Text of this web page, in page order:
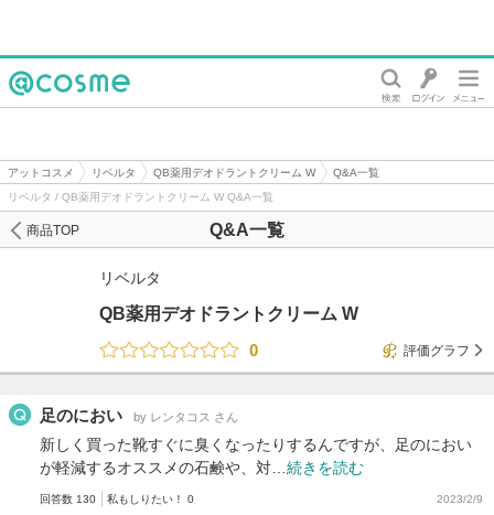
アットコスメ リベルタ QB薬用デオドラントクリーム W
Q&A一覧
リベルタ / QB薬用デオドラントクリーム W Q&A一覧
Q&A一覧
商品TOP
リベルタ
QB薬用デオドラントクリーム W
0
評価グラフ
足のにおい by レンタコス さん
新しく買った靴すぐに臭くなったりするんですが、足のにおい
が軽減するオススメの石鹸や、対… 続きを読む
回答数 130 私もしりたい！ 0 2023/2/9